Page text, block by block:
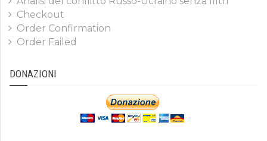
Checkout
Order Confirmation
Order Failed
DONAZIONI